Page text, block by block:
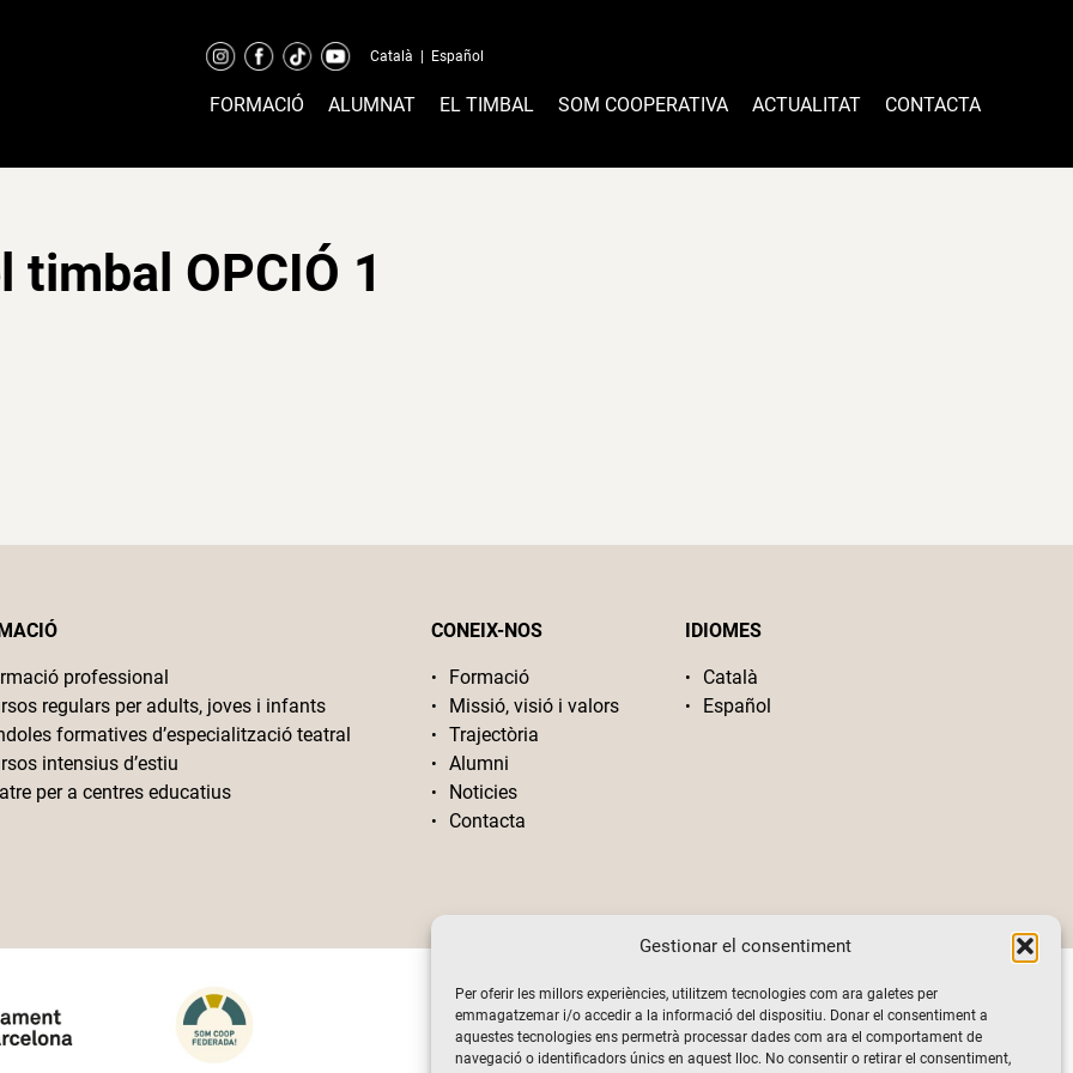
Gestionar el consentiment
Per oferir les millors experiències, utilitzem tecnologies com ara galetes per
emmagatzemar i/o accedir a la informació del dispositiu. Donar el consentiment a
aquestes tecnologies ens permetrà processar dades com ara el comportament de
navegació o identificadors únics en aquest lloc. No consentir o retirar el consentiment,
Català Español
FORMACIÓ ALUMNAT EL TIMBAL SOM COOPERATIVA ACTUALITAT CONTACTA
timbal OPCIÓ 1
professional
regulars per adults, joves i infants
formatives d’especialització teatral
intensius d’estiu
per a centres educatius
CONEIX-NOS
Formació
Missió, visió i valors
Trajectòria
Alumni
Noticies
Contacta
IDIOMES
Català
Español